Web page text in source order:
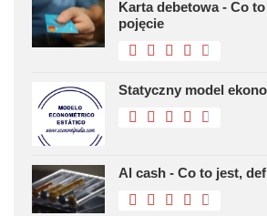
Karta debetowa - Co
pojęcie
Statyczny model
Al cash - Co to jest,